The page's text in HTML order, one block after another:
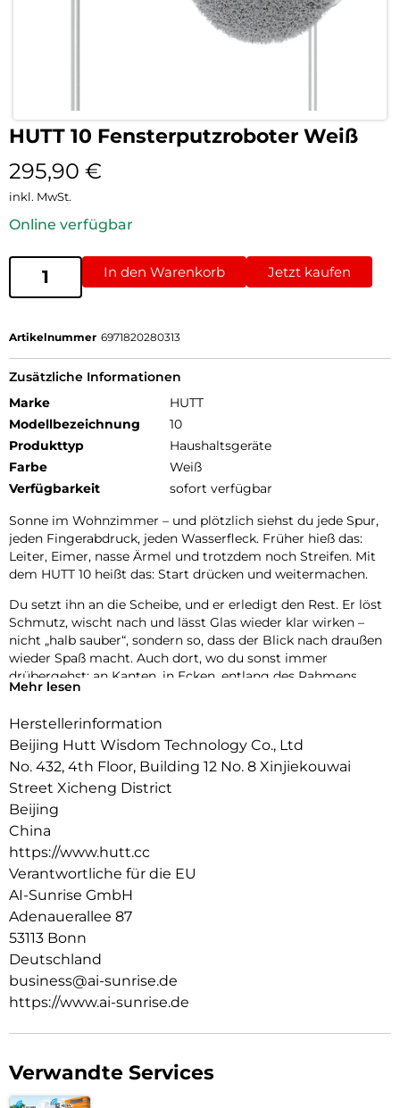
HUTT 10 Fensterputzroboter Weiß
295,90 €
inkl. MwSt.
Online verfügbar
In den Warenkorb Jetzt kaufen
Artikelnummer 6971820280313
Zusätzliche Informationen
Marke
HUTT
Modellbezeichnung
10
Produkttyp
Haushaltsgeräte
Farbe
Weiß
Verfügbarkeit
sofort verfügbar
Sonne im Wohnzimmer – und plötzlich siehst du jede Spur,
jeden Fingerabdruck, jeden Wasserfleck. Früher hieß das:
Leiter, Eimer, nasse Ärmel und trotzdem noch Streifen. Mit
dem HUTT 10 heißt das: Start drücken und weitermachen.
Du setzt ihn an die Scheibe, und er erledigt den Rest. Er löst
Schmutz, wischt nach und lässt Glas wieder klar wirken –
nicht „halb sauber“, sondern so, dass der Blick nach draußen
wieder Spaß macht. Auch dort, wo du sonst immer
drübergehst: an Kanten, in Ecken, entlang des Rahmens.
Perfekt für große Fensterfronten, Balkontüren, schmale
Der beste Teil: Du gewinnst Zeit zurück. Keine Fensterputz-
Tage mehr, kein „mach ich später“. Nur ein Zuhause, das
sofort frischer aussieht – während du deinen Kaffee trinkst.
Vertikale Reinigung bis zu einer maximal empfohlenen
Neigung von 60° : Klassische Wintergarten-Dächer sind
damit ausgeschlossen.
Mehr lesen
Herstellerinformation
Beijing Hutt Wisdom Technology Co., Ltd
No. 432, 4th Floor, Building 12 No. 8 Xinjiekouwai
Street Xicheng District
Beijing
China
https://www.hutt.cc
Verantwortliche für die EU
AI-Sunrise GmbH
Adenauerallee 87
53113 Bonn
Deutschland
business@ai-sunrise.de
https://www.ai-sunrise.de
Verwandte Services